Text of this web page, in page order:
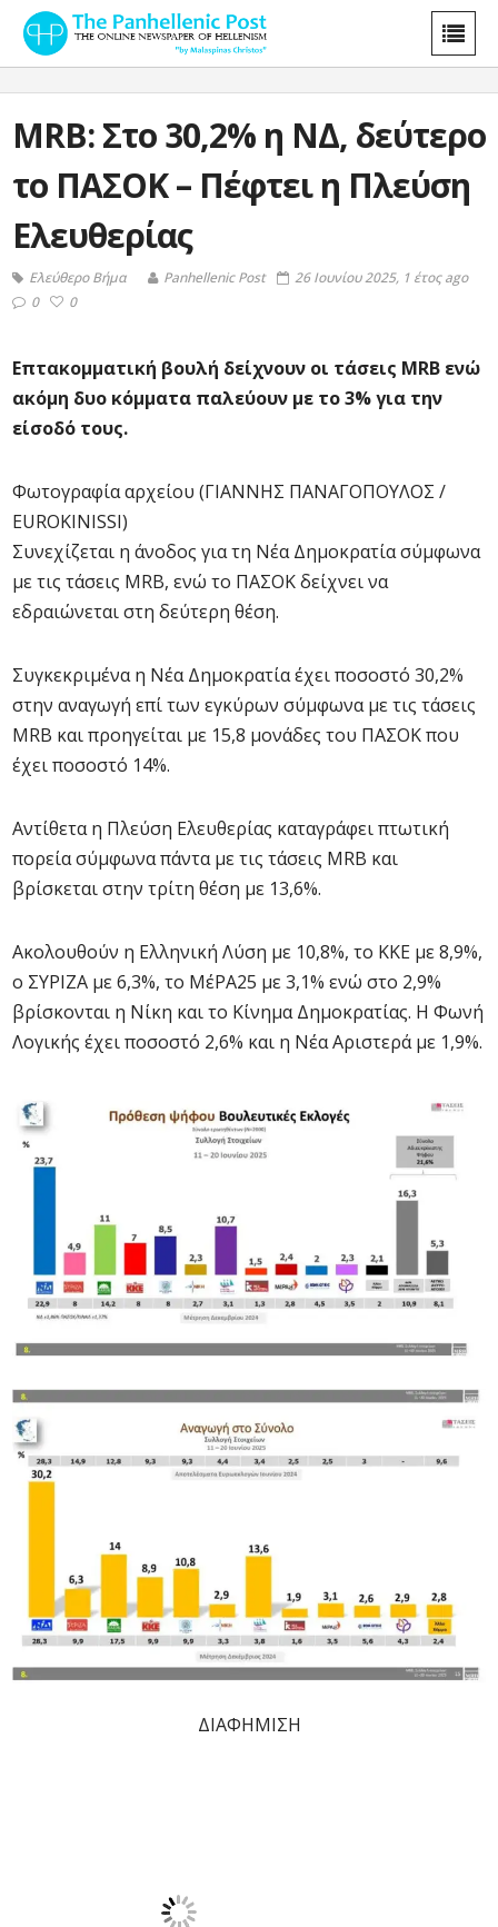
MRB: Στο 30,2% η ΝΔ, δεύτερο
το ΠΑΣΟΚ – Πέφτει η Πλεύση
Ελευθερίας
Ελεύθερο Βήμα Panhellenic Post
26 Ιουνίου 2025, 1 έτος ago
0
0
Επτακομματική βουλή δείχνουν οι τάσεις MRB ενώ
ακόμη δυο κόμματα παλεύουν με το 3% για την
είσοδό τους.
Φωτογραφία αρχείου (ΓΙΑΝΝΗΣ ΠΑΝΑΓΟΠΟΥΛΟΣ /
EUROKINISSI)
Συνεχίζεται η άνοδος για τη Νέα Δημοκρατία σύμφωνα
με τις τάσεις MRB, ενώ το ΠΑΣΟΚ δείχνει να
εδραιώνεται στη δεύτερη θέση.
Συγκεκριμένα η Νέα Δημοκρατία έχει ποσοστό 30,2%
στην αναγωγή επί των εγκύρων σύμφωνα με τις τάσεις
MRB και προηγείται με 15,8 μονάδες του ΠΑΣΟΚ που
έχει ποσοστό 14%.
Αντίθετα η Πλεύση Ελευθερίας καταγράφει πτωτική
πορεία σύμφωνα πάντα με τις τάσεις MRB και
βρίσκεται στην τρίτη θέση με 13,6%.
Ακολουθούν η Ελληνική Λύση με 10,8%, το ΚΚΕ με 8,9%,
ο ΣΥΡΙΖΑ με 6,3%, το ΜέΡΑ25 με 3,1% ενώ στο 2,9%
βρίσκονται η Νίκη και το Κίνημα Δημοκρατίας. Η Φωνή
Λογικής έχει ποσοστό 2,6% και η Νέα Αριστερά με 1,9%.
ΔΙΑΦΗΜΙΣΗ